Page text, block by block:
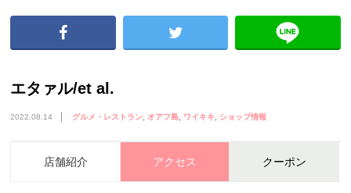
エタァル/et al.
2022.08.14 グルメ・レストラン オアフ島 ワイキキ ショップ情報
店舗紹介 アクセス クーポン